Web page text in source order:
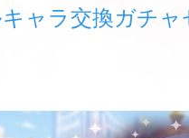
キャラ交換ガチ